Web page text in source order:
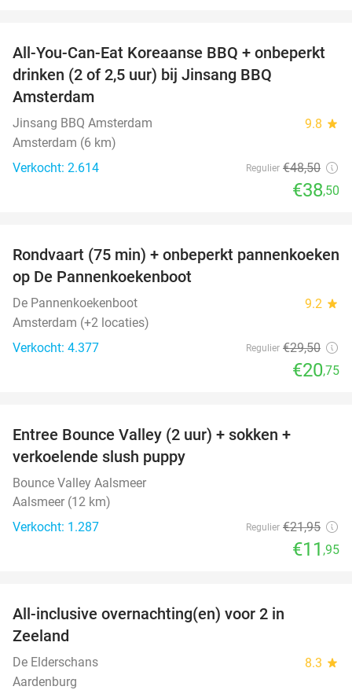
21%
All-You-Can-Eat Koreaanse BBQ + onbeperkt
drinken (2 of 2,5 uur) bij Jinsang BBQ
Amsterdam
Jinsang BBQ Amsterdam 9.8 star
Amsterdam (6 km)
Verkocht: 2.614
Regulier €48,50
€38,50
30%
Rondvaart (75 min) + onbeperkt pannenkoeken
op De Pannenkoekenboot
De Pannenkoekenboot 9.2 star
Amsterdam (+2 locaties)
Verkocht: 4.377
Regulier €29,50
€20,75
Entree Bounce Valley (2 uur) + sokken +
verkoelende slush puppy
Bounce Valley Aalsmeer
Aalsmeer (12 km)
Verkocht: 1.287
Regulier €21,95
€11 ,95
All-inclusive overnachting(en) voor 2 in
Zeeland
De Elderschans 8.3 star
Aardenburg